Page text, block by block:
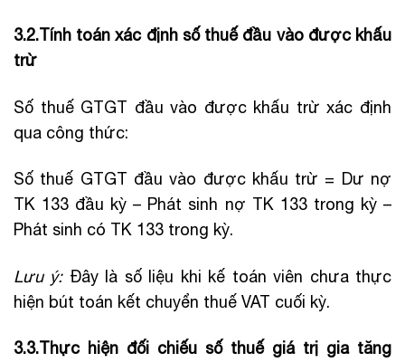
3.2.Tính toán xác định số thuế đầu vào được khấu
trừ
Số thuế GTGT đầu vào được khấu trừ xác định
qua công thức:
Số thuế GTGT đầu vào được khấu trừ = Dư nợ
TK 133 đầu kỳ – Phát sinh nợ TK 133 trong kỳ –
Phát sinh có TK 133 trong kỳ.
Lưu ý:Đây là số liệu khi kế toán viên chưa thực
hiện bút toán kết chuyển thuế VAT cuối kỳ.
3.3.Thực hiện đối chiếu số thuế giá trị gia tăng